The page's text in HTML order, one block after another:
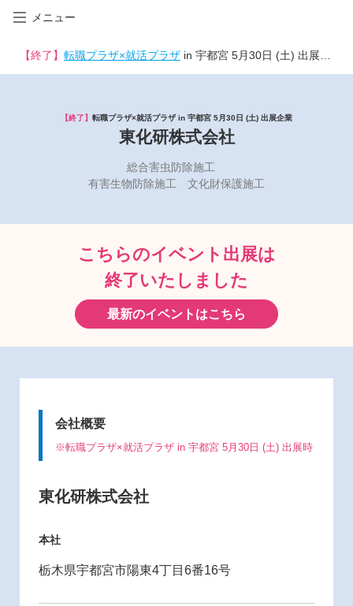
メニュー
【終了】 転職プラザ×就活プラザ in 宇都宮 5月30日 (土) 出展企業
【終了】 転職プラザ×就活プラザ in 宇都宮 5月30日 (土) 出展企業
東化研株式会社
総合害虫防除施工
有害生物防除施工 文化財保護施工
こちらのイベント出展は
終了いたしました
最新のイベントはこちら
会社概要
※転職プラザ×就活プラザ in 宇都宮 5月30日 (土) 出展時
東化研株式会社
本社
栃木県宇都宮市陽東4丁目6番16号